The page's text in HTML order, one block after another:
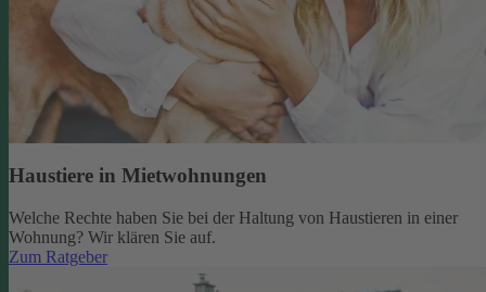
Haustiere in Mietwohnungen
Welche Rechte haben Sie bei der Haltung von Haustieren in einer
Wohnung? Wir klären Sie auf.
Zum Ratgeber